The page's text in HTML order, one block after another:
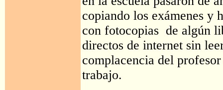
copiando los exámenes y
con fotocopias de algún
directos de internet sin
complacencia del
trabajo.